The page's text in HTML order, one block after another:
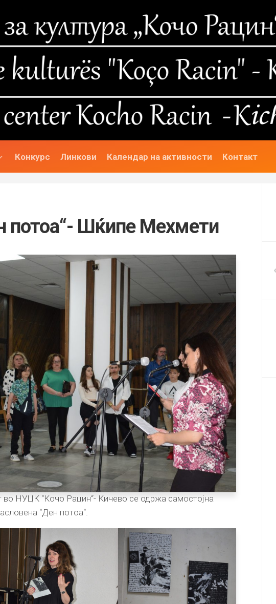
Конкурс Линкови Календар на активности Контакт
потоа“- Шќипе Мехмети
во НУЦК “Кочо Рацин“- Кичево се одржа самостојна
“Ден потоа“.